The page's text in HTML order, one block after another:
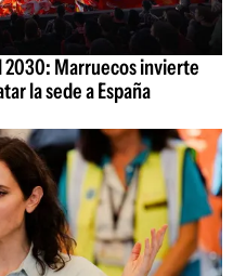
2030: Marruecos invierte
la sede a España